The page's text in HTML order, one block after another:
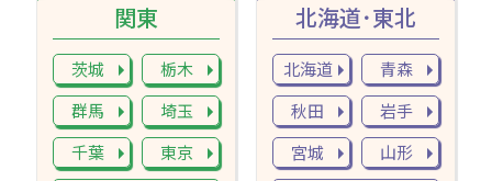
関東
茨城
栃木
群馬
埼玉
千葉
東京
北海道･東北
北海道
青森
秋田
岩手
宮城
山形